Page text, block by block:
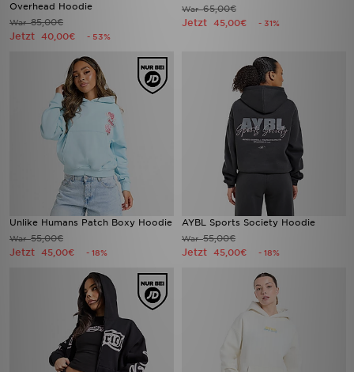
Overhead Hoodie
War85,00€
Jetzt 40,00€ - 53%
War65,00€
Jetzt 45,00€ - 31%
Unlike Humans Patch Boxy Hoodie
War55,00€
Jetzt 45,00€ - 18%
AYBL Sports Society Hoodie
War55,00€
Jetzt 45,00€ - 18%